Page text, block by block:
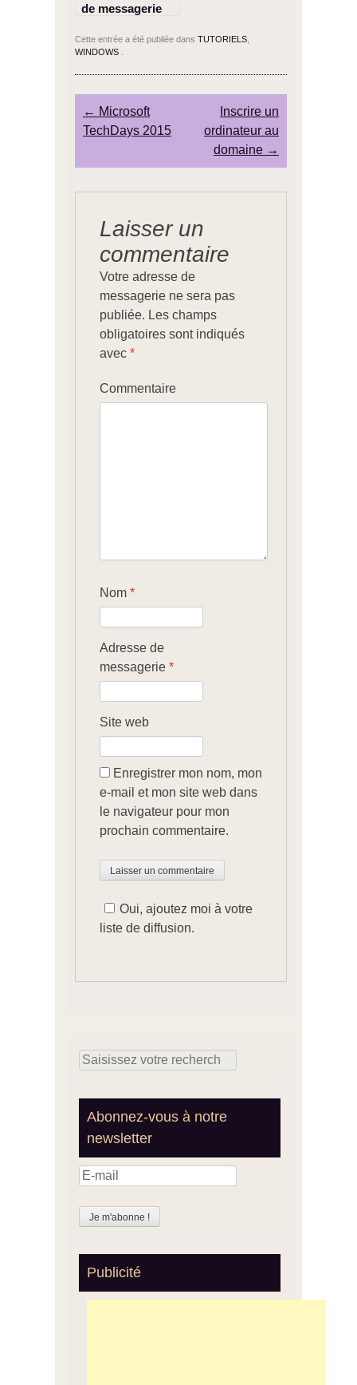
de messagerie
Cette entrée a été publiée dans TUTORIELS
WINDOWS
Post navigation
← Microsoft
TechDays 2015
Inscrire un
ordinateur au
domaine →
Laisser un
commentaire
Votre adresse de
messagerie ne sera pas
publiée. Les champs
obligatoires sont indiqués
avec *
Commentaire
Nom *
Adresse de
messagerie *
Site web
Enregistrer mon nom, mon
e-mail et mon site web dans
le navigateur pour mon
prochain commentaire.
Oui, ajoutez moi à votre
liste de diffusion.
Search for:
Abonnez-vous à notre
newsletter
Publicité